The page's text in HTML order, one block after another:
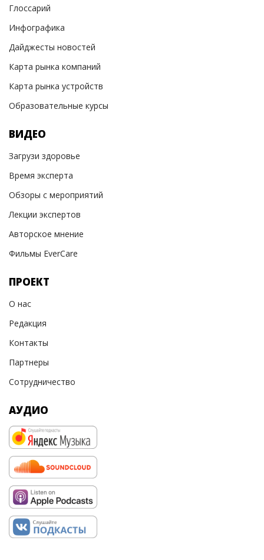
Глоссарий
Инфографика
Дайджесты новостей
Карта рынка компаний
Карта рынка устройств
Образовательные курсы
ВИДЕО
Загрузи здоровье
Время эксперта
Обзоры с мероприятий
Лекции экспертов
Авторское мнение
Фильмы EverCare
ПРОЕКТ
О нас
Редакция
Контакты
Партнеры
Сотрудничество
АУДИО